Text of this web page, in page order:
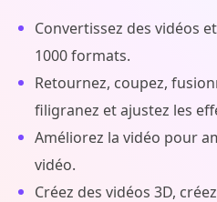
Convertissez des vidéos
1000 formats.
Retournez, coupez,
filigranez et ajustez les
Améliorez la vidéo pour
vidéo.
Créez des vidéos 3D,